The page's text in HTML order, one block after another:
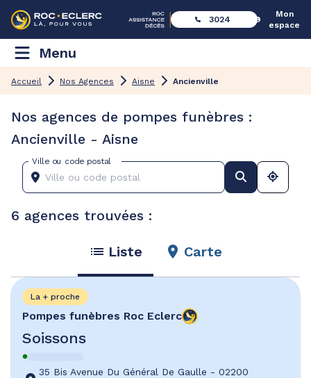
3024
Mon
espace
Menu
Accueil Nos Agences Aisne Ancienville
Nos agences de pompes funèbres :
Ancienville - Aisne
Ville ou code postal
6 agences trouvées :
Liste Carte
Pompes funèbres Roc Eclerc
Soissons
La + proche
35 Bis Avenue Du Général De Gaulle - 02200